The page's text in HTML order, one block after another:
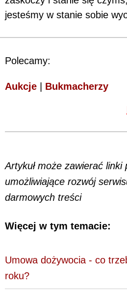
jesteśmy w stanie sobie
Polecamy:
Aukcje Bukmacherzy
Artykuł może zawierać linki
umożliwiające rozwój
darmowych treści
Więcej w tym temacie:
Umowa dożywocia - co
roku?